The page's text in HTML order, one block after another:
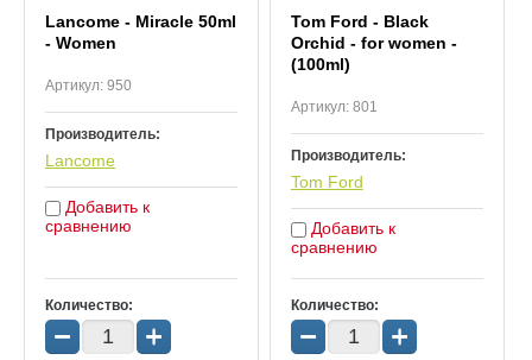
Lancome - Miracle 50ml
- Women
Артикул: 950
Производитель:
Lancome
Добавить к
сравнению
Количество:
− +
Tom Ford - Black
Orchid - for women -
(100ml)
Артикул:801
Производитель:
Tom Ford
Добавить к
сравнению
Количество:
− +